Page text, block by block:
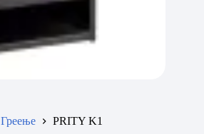
Греење PRITY K1